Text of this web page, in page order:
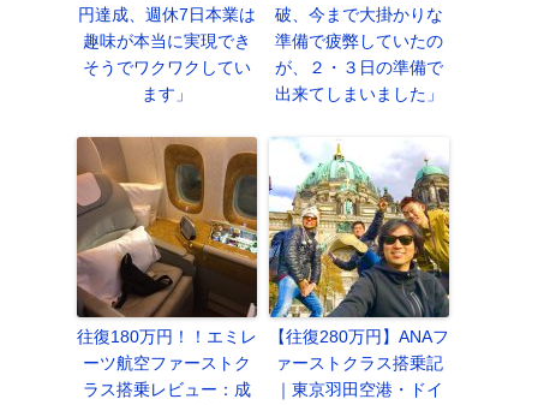
円達成、週休7日本業は
趣味が本当に実現でき
そうでワクワクしてい
ます」
破、今まで大掛かりな
準備で疲弊していたの
が、２・３日の準備で
出来てしまいました」
往復180万円！！エミレ
ーツ航空ファーストク
ラス搭乗レビュー：成
【往復280万円】ANAフ
ァーストクラス搭乗記
｜東京羽田空港・ドイ